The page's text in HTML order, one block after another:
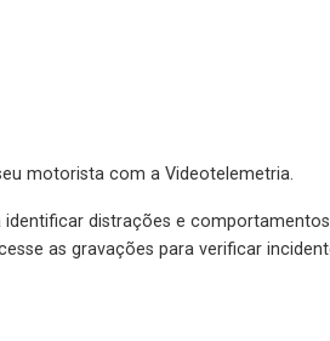
motorista com a Videotelemetria.
distrações e comportamentos
as gravações para verificar